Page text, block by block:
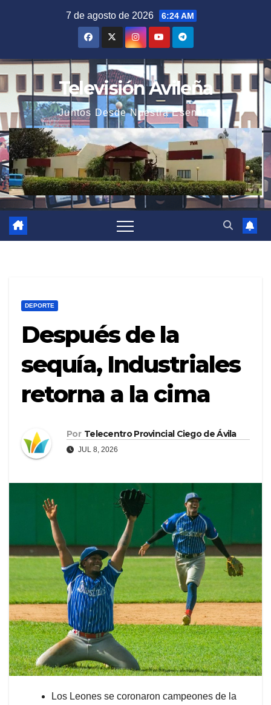
7 de agosto de 2026 6:24 AM
Televisión Avileña
Juntos Desde Nuestra Esencia
DEPORTE
Después de la
sequía, Industriales
retorna a la cima
Por Telecentro Provincial Ciego de Ávila
JUL 8, 2026
Los Leones se coronaron campeones de la